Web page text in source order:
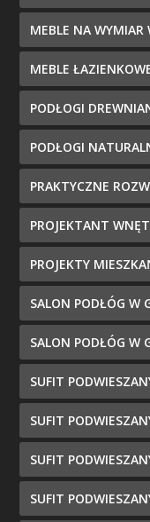
MEBLE NA
MEBLE
PODŁOGI
PODŁOGI
PRAKTYCZNE
PROJEKTANT
PROJEKTY
SALON PODŁÓG W
SALON PODŁÓG W
SUFIT
SUFIT
SUFIT
SUFIT